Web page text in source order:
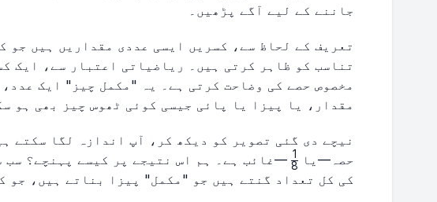
جاننے کے لیے آگے پڑھیں۔
تعریف کے لحاظ سے، کسریں ایسی عددی مقداریں ہیں جو
تناسب کو ظاہر کرتی ہیں۔ ریاضیاتی اعتبار سے، ایک
مخصوص حصے کی وضاحت کرتی ہے۔ یہ "مکمل چیز" ایک
مقدار، یا پیزا یا پائی جیسی کوئی ٹھوس چیز بھی ہو
نیچے دی گئی تصویر کو دیکھ کر، آپ اندازہ لگا سکتے
حصہ—یا
\frac{1}
{8}
8
1 —غائب ہے۔ ہم اس نتیجے پر کیسے پہنچے؟ سب
کی کل تعداد گنتے ہیں جو "مکمل" پیزا بناتے ہیں، جو کہ 8 سلائسز